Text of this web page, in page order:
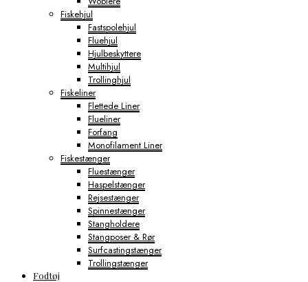
Fiskehjul
Fastspolehjul
Fluehjul
Hjulbeskyttere
Multihjul
Trollinghjul
Fiskeliner
Flettede Liner
Flueliner
Forfang
Monofilament Liner
Fiskestænger
Fluestænger
Haspelstænger
Rejsestænger
Spinnestænger
Stangholdere
Stangposer & Rør
Surfcastingstænger
Trollingstænger
Fodtøj